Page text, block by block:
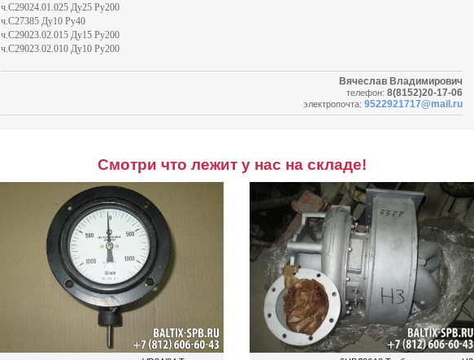
ч.С29024.01.025 Ду25 Ру200
ч.С27385 Ду10 Ру40
ч.С29023.02.015 Ду15 Ру200
ч.С29023.02.010 Ду10 Ру200
Вячеслав Владимирович
телефон: 8(8152)20-17-06
электропочта: 9522921717@mail.ru
Смотри что лежит у нас на складе!